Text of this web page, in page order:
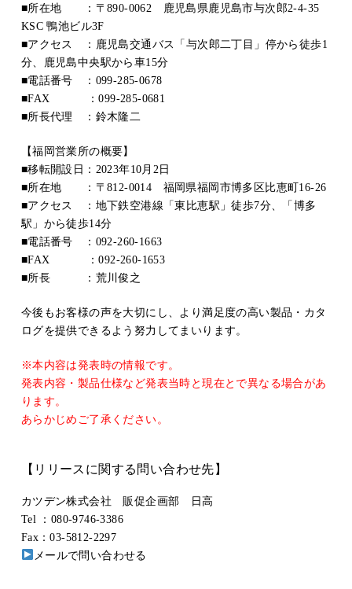
■所在地 ：〒890-0062 鹿児島県鹿児島市与次郎2-4-35
KSC 鴨池ビル3F
■アクセス ：鹿児島交通バス「与次郎二丁目」停から徒歩1
分、鹿児島中央駅から車15分
■電話番号 ：099-285-0678
■FAX ：099-285-0681
■所長代理 ：鈴木隆二
【福岡営業所の概要】
■移転開設日：2023年10月2日
■所在地 ：〒812-0014 福岡県福岡市博多区比恵町16-26
■アクセス ：地下鉄空港線「東比恵駅」徒歩7分、「博多
駅」から徒歩14分
■電話番号 ：092-260-1663
■FAX ：092-260-1653
■所長 ：荒川俊之
今後もお客様の声を大切にし、より満足度の高い製品・カタ
ログを提供できるよう努力してまいります。
※本内容は発表時の情報です。
発表内容・製品仕様など発表当時と現在とで異なる場合があ
ります。
あらかじめご了承ください。
【リリースに関する問い合わせ先】
カツデン株式会社 販促企画部 日高
Tel ：080-9746-3386
Fax：03-5812-2297
メールで問い合わせる